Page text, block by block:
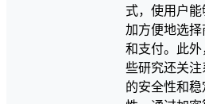
式，使用户能
加方便地选择
和支付。此外
些研究还关注
的安全性和稳